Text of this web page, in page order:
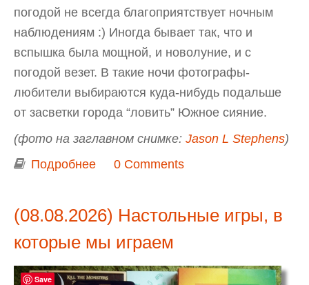
погодой не всегда благоприятствует ночным
наблюдениям :) Иногда бывает так, что и
вспышка была мощной, и новолуние, и с
погодой везет. В такие ночи фотографы-
любители выбираются куда-нибудь подальше
от засветки города “ловить” Южное сияние.
(фото на заглавном снимке: Jason L Stephens)
Подробнее о Дело было вечером.... В погоне за
0 Comments
(08.08.2026) Настольные игры, в
которые мы играем
Save